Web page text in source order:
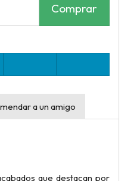
Comprar
a un amigo
que destacan por